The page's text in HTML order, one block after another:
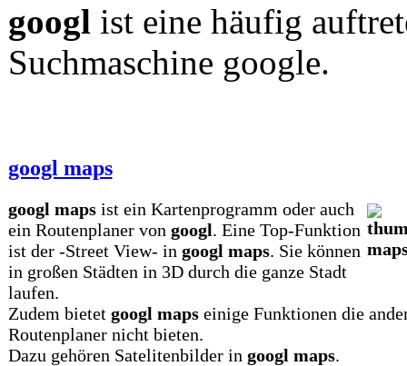
googl ist eine häufig
Suchmaschine google.
googl maps
googl mapsist ein Kartenprogramm oder auch
ein Routenplaner von googl. Eine Top-Funktion
ist der -Street View- in googl maps. Sie können
in großen Städten in 3D durch die ganze Stadt
laufen.
Zudem bietet googl mapseinige Funktionen die
Routenplaner nicht bieten.
Dazu gehören Satelitenbilder in googl maps.